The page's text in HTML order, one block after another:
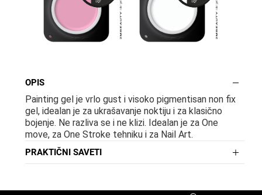
OPIS
Painting gel je vrlo gust i visoko pigmentisan non fix
gel, idealan je za ukrašavanje noktiju i za klasično
bojenje. Ne razliva se i ne klizi. Idealan je za One
move, za One Stroke tehniku i za Nail Art.
PRAKTIČNI SAVETI